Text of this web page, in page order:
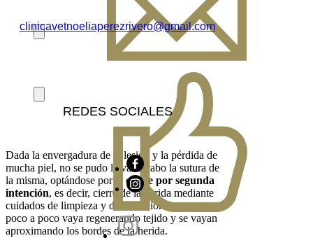
Dada la envergadura de la lesión y la pérdida de
mucha piel, no se pudo llevar a cabo la sutura de
la misma, optándose por el cierre por segunda
intención, es decir, cierre de la herida mediante
cuidados de limpieza y desinfección hasta que
poco a poco vaya regenerando tejido y se vayan
aproximando los bordes de la herida.
clinicavetnoeliaperezrivero@gmail.com
REDES SOCIALES